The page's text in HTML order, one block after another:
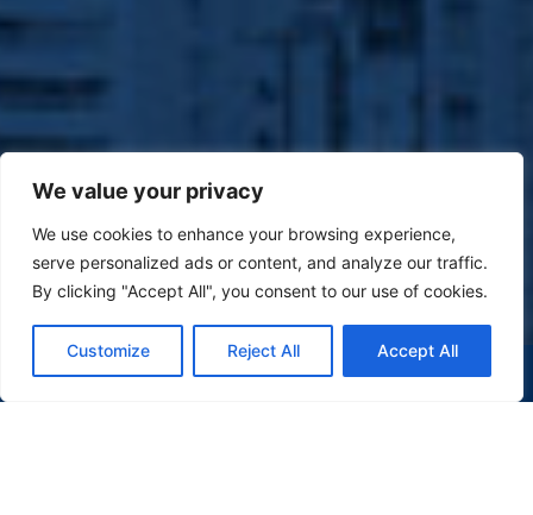
We value your privacy
We use cookies to enhance your browsing experience,
serve personalized ads or content, and analyze our traffic.
By clicking "Accept All", you consent to our use of cookies.
Customize Reject All Accept All
(47) 9 9977-7630